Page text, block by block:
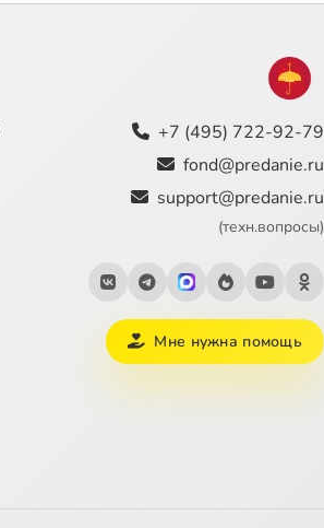
+7 (495) 722-92-79
fond@predanie.ru
support@predanie.ru
(техн.вопросы)
Мне нужна помощь